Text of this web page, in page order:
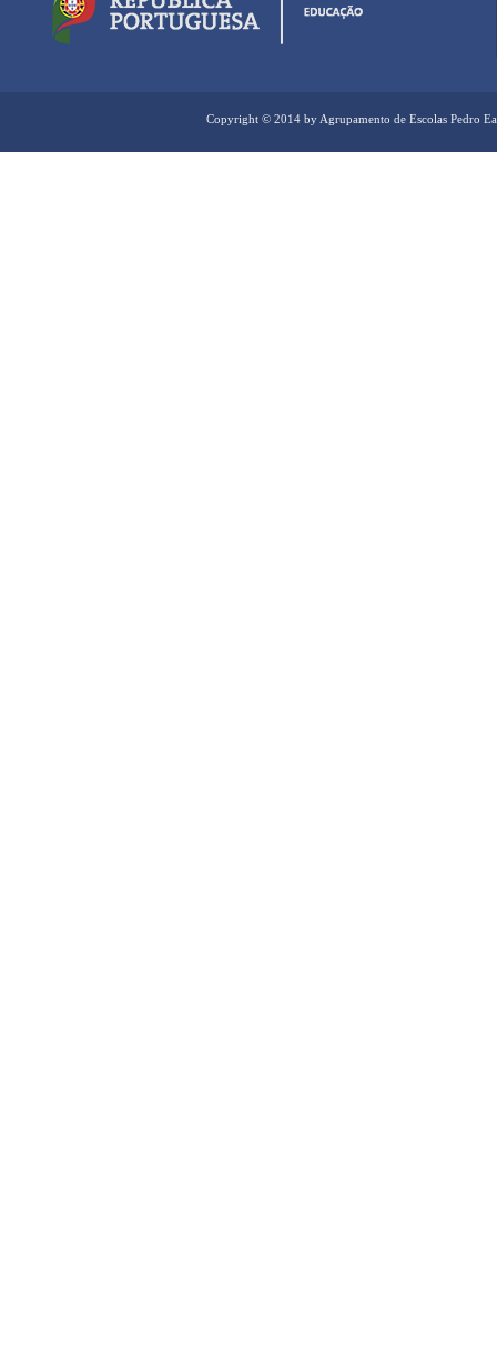
Copyright © 2014 by Agrupamento de Escolas Pedro